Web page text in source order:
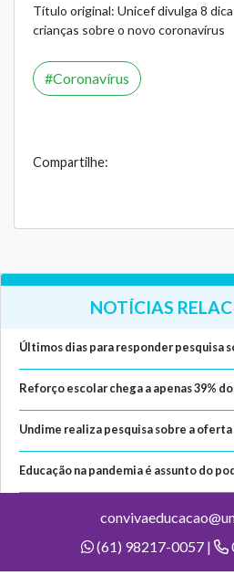
Título original: Unicef divulga 8
crianças sobre o novo coronavírus
Coronavírus
Compartilhe:
NOTÍCIAS
Últimos dias para responder pesquisa
Reforço escolar chega a apenas 39%
Undime realiza pesquisa sobre a
Educação na pandemia é assunto do
(61) 98217-0057 |